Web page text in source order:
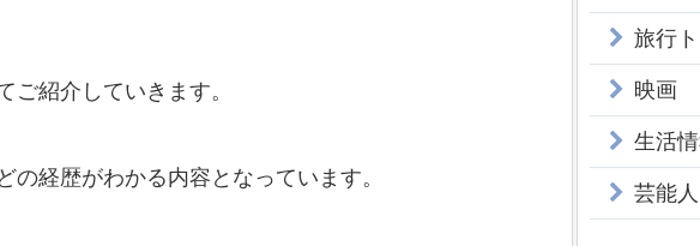
紹介していきます。
経歴がわかる内容となっています。
旅行
映画
生活
芸能人